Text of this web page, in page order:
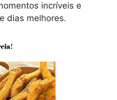
incríveis e
dias melhores.